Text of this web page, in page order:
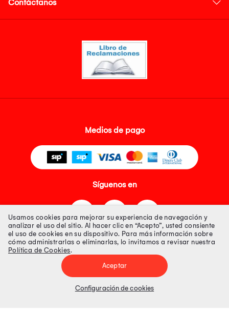
Contáctanos
Medios de pago
Síguenos en
Tienda 100% Segura
Tiendas Peruanas S.A. R.U.C. Nº 20493020618. Todos los derechos
Precios disponibles solo en www.oechsle.pe. Precios online publicados
Usamos cookies para mejorar su experiencia de navegación y
analizar el uso del sitio. Al hacer clic en “Acepto”, usted consiente
el uso de cookies en su dispositivo. Para más información sobre
cómo administrarlas o eliminarlas, lo invitamos a revisar nuestra
Política de Cookies.
Aceptar
Configuración de cookies